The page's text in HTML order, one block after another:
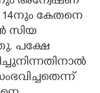
കേതനെ
സിയ
പക്ഷേ